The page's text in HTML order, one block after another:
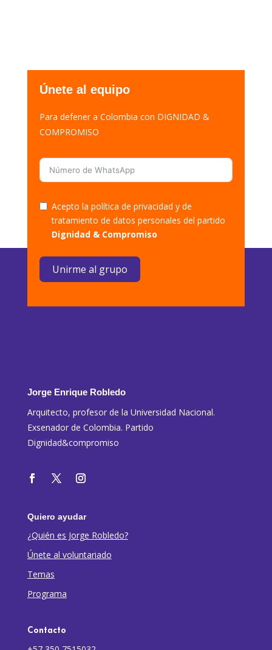
Únete al equipo
Para defener a Colombia con DIGNIDAD &
COMPROMISO
Acepto la política de privacidad y de
tratamiento de datos personales del partido
Dignidad & Compromiso
Unirme al grupo
Jorge Enrique Robledo
Arquitecto, profesor de la Universidad Nacional.
Exsenador de Colombia. Partido
Dignidad&compromiso
Quiero ayudar
¿Quién es Jorge Robledo?
Únete al voluntariado
Temas
Programa
Contacto